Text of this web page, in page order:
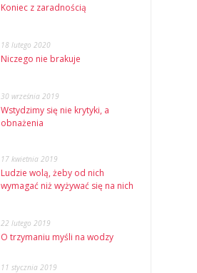
Koniec z zaradnością
18 lutego 2020
Niczego nie brakuje
30 września 2019
Wstydzimy się nie krytyki, a
obnażenia
17 kwietnia 2019
Ludzie wolą, żeby od nich
wymagać niż wyżywać się na nich
22 lutego 2019
O trzymaniu myśli na wodzy
11 stycznia 2019